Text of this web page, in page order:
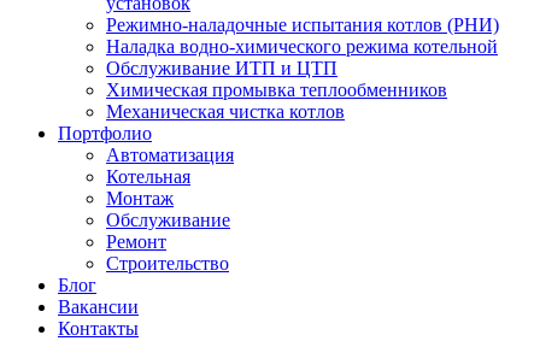
Режимно-наладочные испытания котлов (РНИ)
Наладка водно-химического режима котельной
Обслуживание ИТП и ЦТП
Химическая промывка теплообменников
Механическая чистка котлов
Портфолио
Автоматизация
Котельная
Монтаж
Обслуживание
Ремонт
Строительство
Блог
Вакансии
Контакты